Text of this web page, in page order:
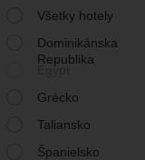
Všetky hotely
Dominikánska
Republika
Egypt
Grécko
Taliansko
Španielsko